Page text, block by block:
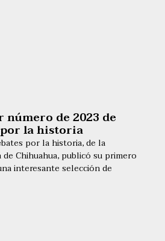
de 2023 de
la historia
por la historia, de la
Chihuahua, publicó su primero
interesante selección de